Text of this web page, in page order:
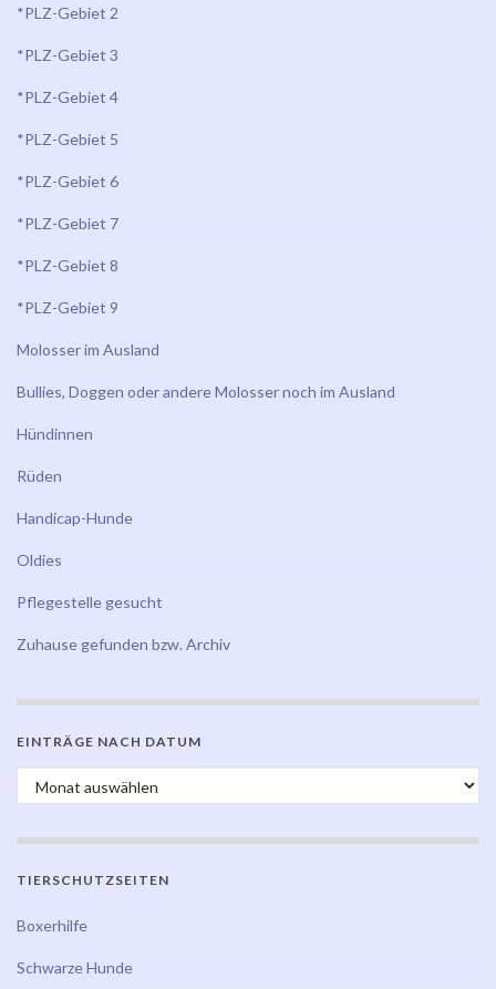
*PLZ-Gebiet 2
*PLZ-Gebiet 3
*PLZ-Gebiet 4
*PLZ-Gebiet 5
*PLZ-Gebiet 6
*PLZ-Gebiet 7
*PLZ-Gebiet 8
*PLZ-Gebiet 9
Molosser im Ausland
Bullies, Doggen oder andere Molosser noch im Ausland
Hündinnen
Rüden
Handicap-Hunde
Oldies
Pflegestelle gesucht
Zuhause gefunden bzw. Archiv
EINTRÄGE NACH DATUM
Einträge nach Datum
TIERSCHUTZSEITEN
Boxerhilfe
Schwarze Hunde